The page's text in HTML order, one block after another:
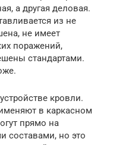
а другая деловая.
из не
не имеет
поражений,
стандартами.
кровли.
в каркасном
прямо на
составами, но это